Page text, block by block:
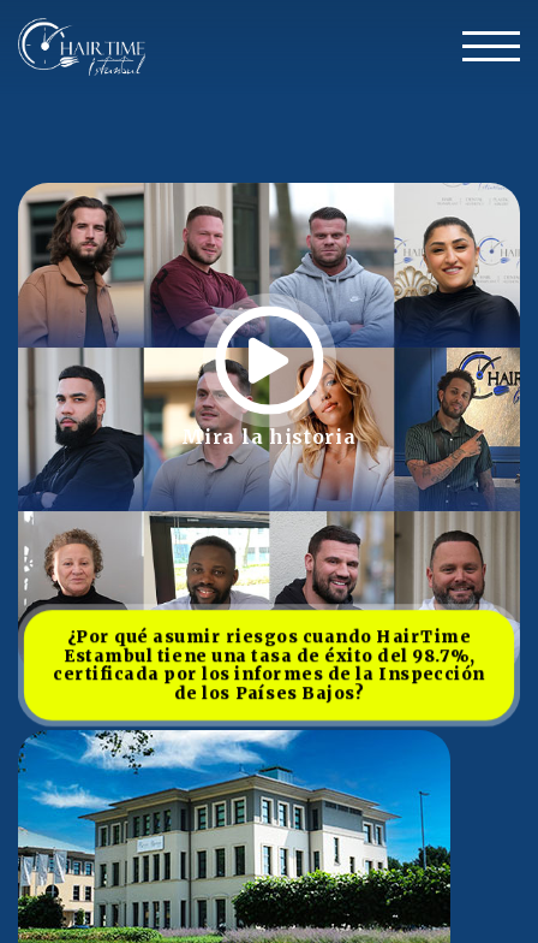
Mira la historia
¿Por qué asumir riesgos cuando HairTime
Estambul tiene una tasa de éxito del 98.7%,
certificada por los informes de la Inspección
de los Países Bajos?